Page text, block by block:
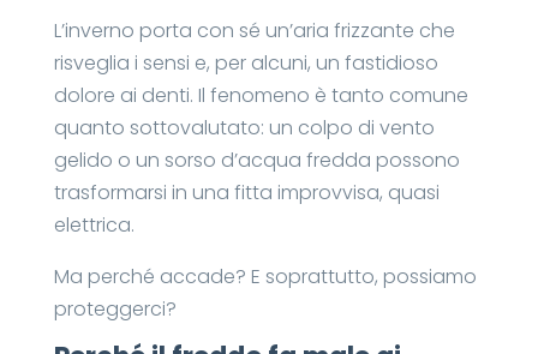
L’inverno porta con sé un’aria frizzante che
risveglia i sensi e, per alcuni, un fastidioso
dolore ai denti. Il fenomeno è tanto comune
quanto sottovalutato: un colpo di vento
gelido o un sorso d’acqua fredda possono
trasformarsi in una fitta improvvisa, quasi
elettrica.
Ma perché accade? E soprattutto, possiamo
proteggerci?